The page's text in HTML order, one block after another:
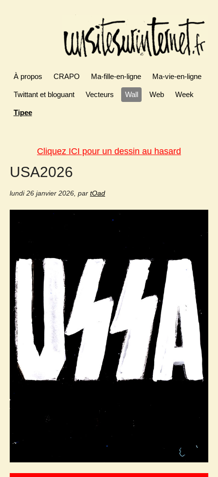
À propos CRAPO Ma-fille-en-ligne Ma-vie-en-ligne
Twittant et bloguant Vecteurs Wall Web Week
Tipee
Cliquez ICI pour un dessin au hasard
USA2026
lundi 26 janvier 2026, par tOad